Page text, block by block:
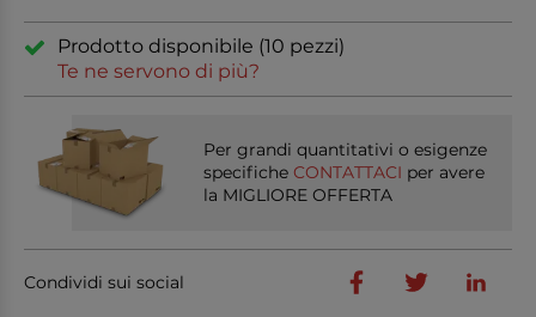
Prodotto disponibile (10 pezzi)
Te ne servono di più?
Per grandi quantitativi o esigenze
specifiche CONTATTACI per avere
la MIGLIORE OFFERTA
Condividi sui social